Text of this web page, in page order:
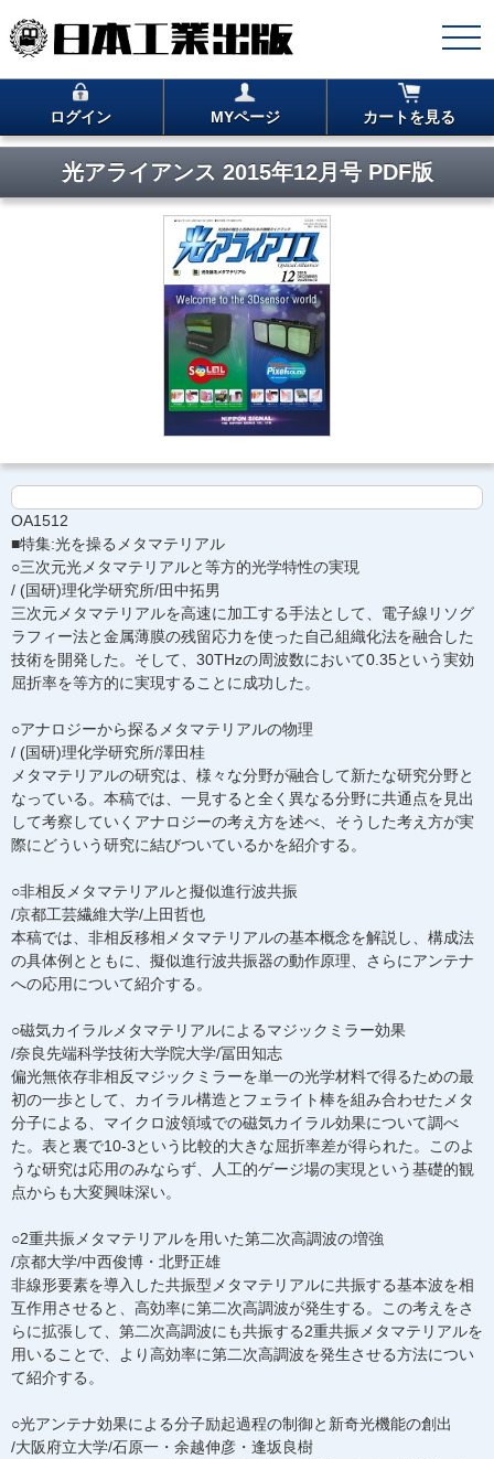
ログイン MYページ カートを見る
光アライアンス 2015年12月号 PDF版
OA1512
■特集:光を操るメタマテリアル
○三次元光メタマテリアルと等方的光学特性の実現
/ (国研)理化学研究所/田中拓男
三次元メタマテリアルを高速に加工する手法として、電子線リソグ
ラフィー法と金属薄膜の残留応力を使った自己組織化法を融合した
技術を開発した。そして、30THzの周波数において0.35という実効
屈折率を等方的に実現することに成功した。
○アナロジーから探るメタマテリアルの物理
/ (国研)理化学研究所/澤田桂
メタマテリアルの研究は、様々な分野が融合して新たな研究分野と
なっている。本稿では、一見すると全く異なる分野に共通点を見出
して考察していくアナロジーの考え方を述べ、そうした考え方が実
際にどういう研究に結びついているかを紹介する。
○非相反メタマテリアルと擬似進行波共振
/京都工芸繊維大学/上田哲也
本稿では、非相反移相メタマテリアルの基本概念を解説し、構成法
の具体例とともに、擬似進行波共振器の動作原理、さらにアンテナ
への応用について紹介する。
○磁気カイラルメタマテリアルによるマジックミラー効果
/奈良先端科学技術大学院大学/冨田知志
偏光無依存非相反マジックミラーを単一の光学材料で得るための最
初の一歩として、カイラル構造とフェライト棒を組み合わせたメタ
分子による、マイクロ波領域での磁気カイラル効果について調べ
た。表と裏で10-3という比較的大きな屈折率差が得られた。このよ
うな研究は応用のみならず、人工的ゲージ場の実現という基礎的観
点からも大変興味深い。
○2重共振メタマテリアルを用いた第二次高調波の増強
/京都大学/中西俊博・北野正雄
非線形要素を導入した共振型メタマテリアルに共振する基本波を相
互作用させると、高効率に第二次高調波が発生する。この考えをさ
らに拡張して、第二次高調波にも共振する2重共振メタマテリアルを
用いることで、より高効率に第二次高調波を発生させる方法につい
て紹介する。
○光アンテナ効果による分子励起過程の制御と新奇光機能の創出
/大阪府立大学/石原一・余越伸彦・逢坂良樹